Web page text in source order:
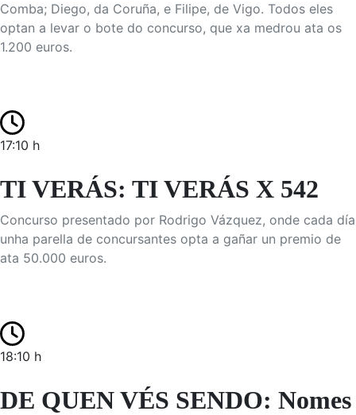
Comba; Diego, da Coruña, e Filipe, de Vigo. Todos eles
optan a levar o bote do concurso, que xa medrou ata os
1.200 euros.
17:10 h
TI VERÁS: TI VERÁS X 542
Concurso presentado por Rodrigo Vázquez, onde cada día
unha parella de concursantes opta a gañar un premio de
ata 50.000 euros.
18:10 h
DE QUEN VÉS SENDO: Nomes